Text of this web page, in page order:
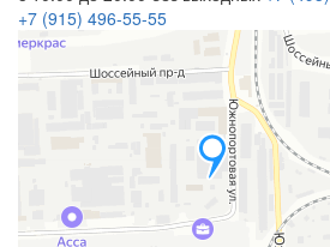
+7 (915) 496-55-55